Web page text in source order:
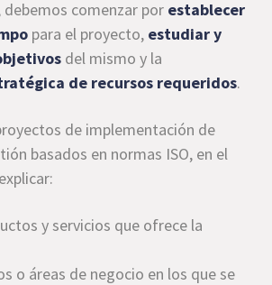
comenzar por establecer
para el proyecto, estudiar y
del mismo y la
de recursos requeridos.
de implementación de
basados en normas ISO, en el
y servicios que ofrece la
o áreas de negocio en los que se